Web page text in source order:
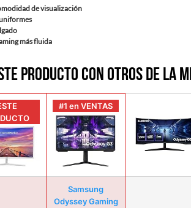
de visualización
más fluida
producto con otros de la
#1 en VENTAS
Samsung
Odyssey Gaming